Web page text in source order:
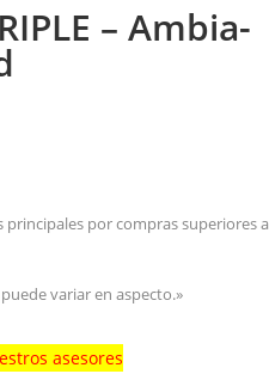
– Ambia-
por compras superiores a
variar en aspecto.»
asesores